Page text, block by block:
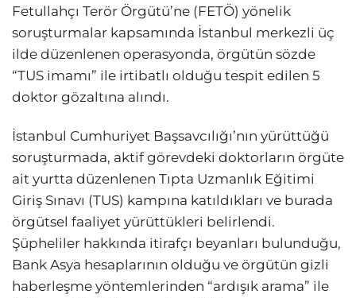
Fetullahçı Terör Örgütü’ne (FETÖ) yönelik
soruşturmalar kapsamında İstanbul merkezli üç
ilde düzenlenen operasyonda, örgütün sözde
“TUS imamı” ile irtibatlı olduğu tespit edilen 5
doktor gözaltına alındı.
İstanbul Cumhuriyet Başsavcılığı’nın yürüttüğü
soruşturmada, aktif görevdeki doktorların örgüte
ait yurtta düzenlenen Tıpta Uzmanlık Eğitimi
Giriş Sınavı (TUS) kampına katıldıkları ve burada
örgütsel faaliyet yürüttükleri belirlendi.
Şüpheliler hakkında itirafçı beyanları bulunduğu,
Bank Asya hesaplarının olduğu ve örgütün gizli
haberleşme yöntemlerinden “ardışık arama” ile